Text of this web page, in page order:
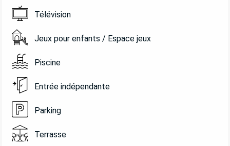
Télévision
Jeux pour enfants / Espace jeux
Piscine
Entrée indépendante
Parking
Terrasse